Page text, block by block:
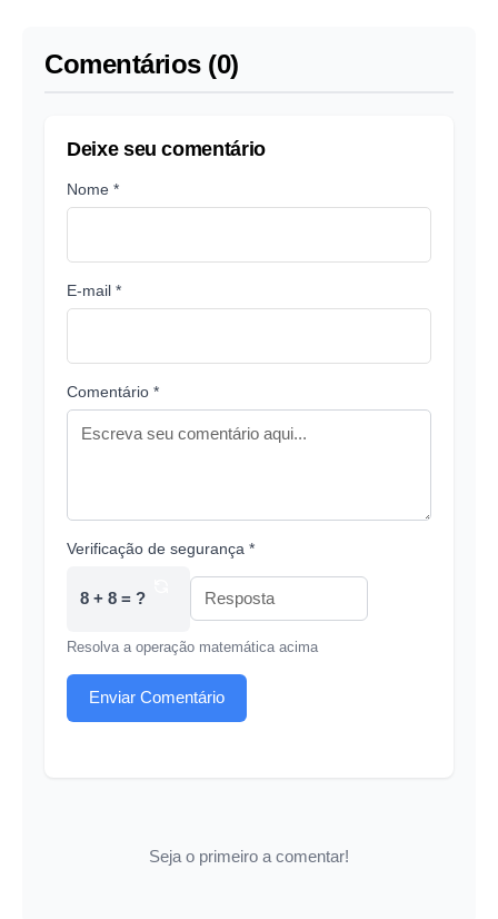
Comentários (0)
Deixe seu comentário
Nome *
E-mail *
Comentário *
Verificação de segurança *
8 + 8 = ?
Resolva a operação matemática acima
Enviar Comentário
Seja o primeiro a comentar!